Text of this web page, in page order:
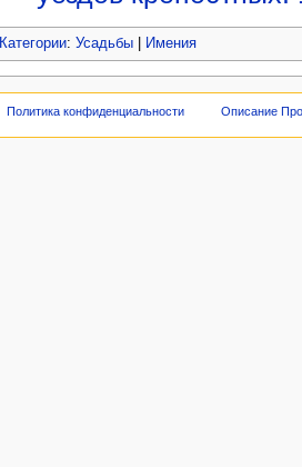
Категории: Усадьбы| Имения
Политика конфиденциальности Описание